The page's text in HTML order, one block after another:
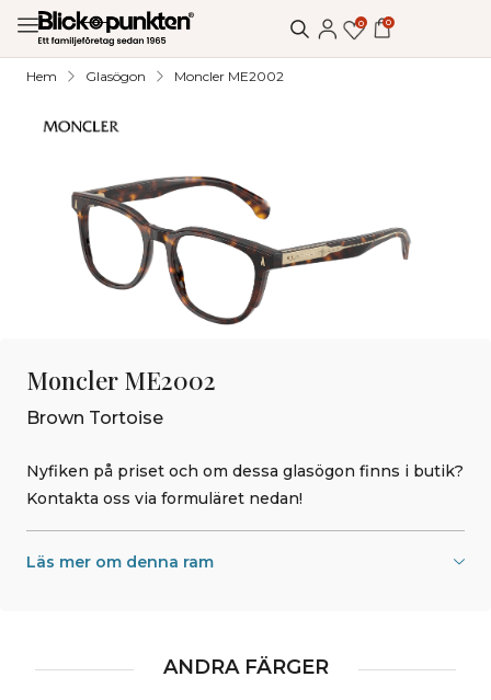
0 0
Hem Glasögon Moncler ME2002
Moncler ME2002
Brown Tortoise
Nyfiken på priset och om dessa glasögon finns i butik?
Kontakta oss via formuläret nedan!
Läs mer om denna ram
ANDRA FÄRGER